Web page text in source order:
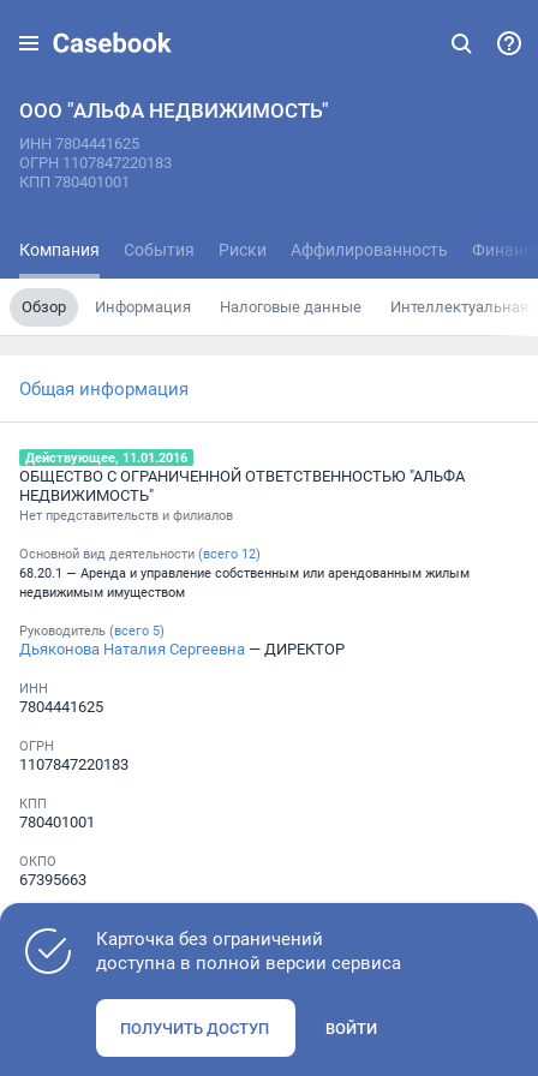
ООО "АЛЬФА НЕДВИЖИМОСТЬ"
ИНН 7804441625
ОГРН 1107847220183
КПП 780401001
Компания События Риски Аффилированность
Обзор Информация Налоговые данные Интеллектуальная
Общая информация
Действующее, 11.01.2016
ОБЩЕСТВО С ОГРАНИЧЕННОЙ ОТВЕТСТВЕННОСТЬЮ "АЛЬФА
НЕДВИЖИМОСТЬ"
Нет представительств и филиалов
Основной вид деятельности (всего 12)
68.20.1 — Аренда и управление собственным или арендованным жилым
недвижимым имуществом
Руководитель (всего 5)
Дьяконова Наталия Сергеевна — ДИРЕКТОР
ИНН
7804441625
ОГРН
1107847220183
КПП
780401001
ОКПО
67395663
░ ░░░ ░░░░░░░,░ ░░░ ░░░░░░░
Как оценить состояние компании
Карточка без ограничений
доступна в полной версии сервиса
ПОЛУЧИТЬ ДОСТУП ВОЙТИ